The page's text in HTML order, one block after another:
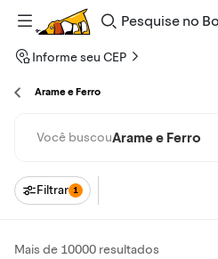
Pesquise
Bondfaro
Informe seu CEP
Arame e Ferro
Você buscouArame e Ferro
Filtrar 1
Mais de 10000 resultados